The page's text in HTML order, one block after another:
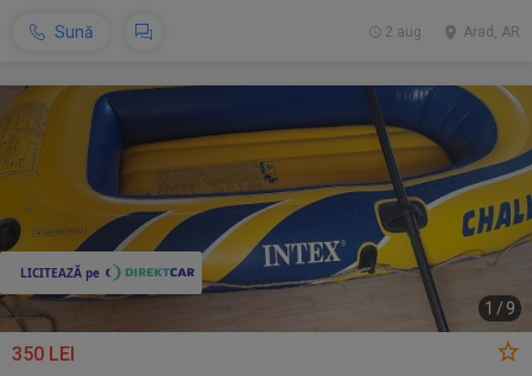
Sună Arad, AR
2 aug.
1 / 9
350 LEI